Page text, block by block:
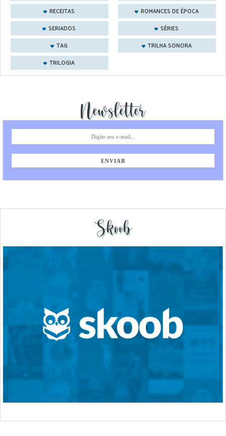
RECEITAS
ROMANCES DE ÉPOCA
SERIADOS
SÉRIES
TAG
TRILHA SONORA
TRILOGIA
Newsletter
Skoob